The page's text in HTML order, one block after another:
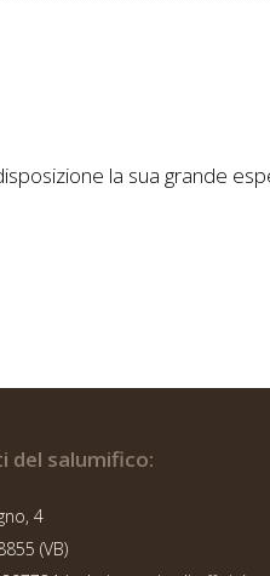
la sua grande
del salumifico:
4
(VB)